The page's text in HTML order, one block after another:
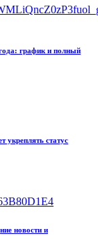
график и полный
укреплять статус
новости и